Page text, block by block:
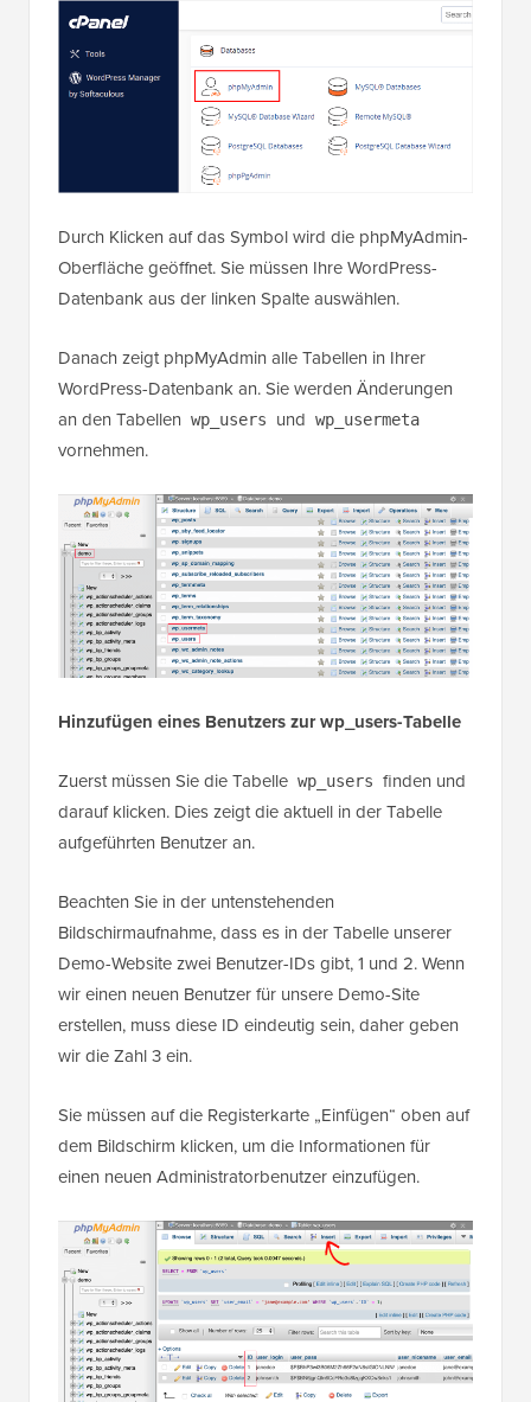
Durch Klicken auf das Symbol wird die phpMyAdmin-
Oberfläche geöffnet. Sie müssen Ihre WordPress-
Datenbank aus der linken Spalte auswählen.
Danach zeigt phpMyAdmin alle Tabellen in Ihrer
WordPress-Datenbank an. Sie werden Änderungen
an den Tabellen wp_users und wp_usermeta
vornehmen.
Hinzufügen eines Benutzers zur wp_users-Tabelle
Zuerst müssen Sie die Tabelle wp_users finden und
darauf klicken. Dies zeigt die aktuell in der Tabelle
aufgeführten Benutzer an.
Beachten Sie in der untenstehenden
Bildschirmaufnahme, dass es in der Tabelle unserer
Demo-Website zwei Benutzer-IDs gibt, 1 und 2. Wenn
wir einen neuen Benutzer für unsere Demo-Site
erstellen, muss diese ID eindeutig sein, daher geben
wir die Zahl 3 ein.
Sie müssen auf die Registerkarte „Einfügen“ oben auf
dem Bildschirm klicken, um die Informationen für
einen neuen Administratorbenutzer einzufügen.